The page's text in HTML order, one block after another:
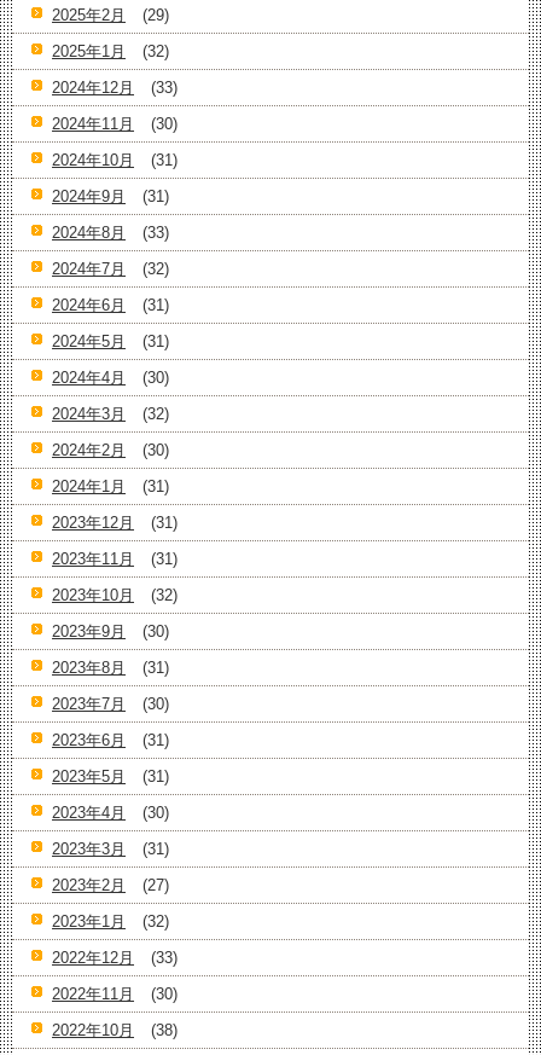
2025年2月
(29)
2025年1月
(32)
2024年12月
(33)
2024年11月
(30)
2024年10月
(31)
2024年9月
(31)
2024年8月
(33)
2024年7月
(32)
2024年6月
(31)
2024年5月
(31)
2024年4月
(30)
2024年3月
(32)
2024年2月
(30)
2024年1月
(31)
2023年12月
(31)
2023年11月
(31)
2023年10月
(32)
2023年9月
(30)
2023年8月
(31)
2023年7月
(30)
2023年6月
(31)
2023年5月
(31)
2023年4月
(30)
2023年3月
(31)
2023年2月
(27)
2023年1月
(32)
2022年12月
(33)
2022年11月
(30)
2022年10月
(38)